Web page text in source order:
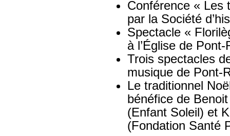
Conférence « Les
par la Société
Spectacle «
à l’Église de Pont-
Trois spectacles
musique de Pont-
Le traditionnel
bénéfice de
(Enfant Soleil) et
(Fondation Santé